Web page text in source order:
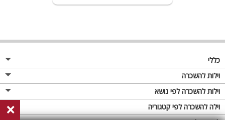
כללי
מגזין
פרסום באתר
תקנון
וילות להשכרה
וילות בצפון
וילות במרכז
וילות להשכרה לפי נושא
וילה לזוגות
וילה להשכרה לפי קטגוריה
×